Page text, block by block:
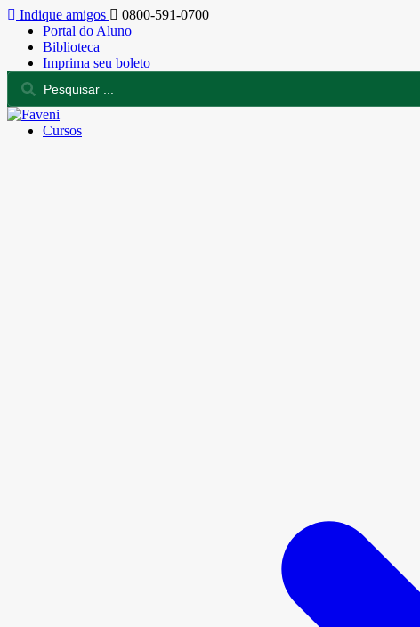
Indique amigos
0800-591-0700
Portal do Aluno
Biblioteca
Imprima seu boleto
Cursos